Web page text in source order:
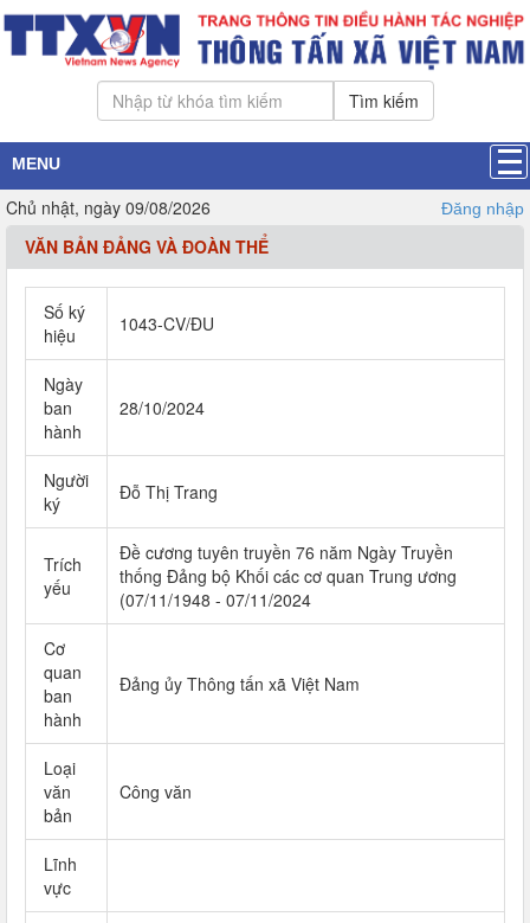
Tìm kiếm
MENU
Chủ nhật, ngày 09/08/2026 Đăng nhập
VĂN BẢN ĐẢNG VÀ ĐOÀN THỂ
Số ký
hiệu
1043-CV/ĐU
Ngày
ban
hành
28/10/2024
Người
ký
Đỗ Thị Trang
Trích
yếu
Đề cương tuyên truyền 76 năm Ngày Truyền
thống Đảng bộ Khối các cơ quan Trung ương
(07/11/1948 - 07/11/2024
Cơ
quan
ban
hành
Đảng ủy Thông tấn xã Việt Nam
Loại
văn
bản
Công văn
Lĩnh
vực